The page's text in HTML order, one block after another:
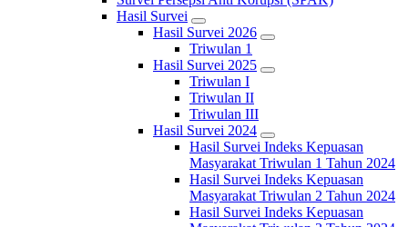
Hasil Survei
Hasil Survei 2026
Triwulan 1
Hasil Survei 2025
Triwulan I
Triwulan II
Triwulan III
Hasil Survei 2024
Hasil Survei Indeks Kepuasan
Masyarakat Triwulan 1 Tahun 2024
Hasil Survei Indeks Kepuasan
Masyarakat Triwulan 2 Tahun 2024
Hasil Survei Indeks Kepuasan